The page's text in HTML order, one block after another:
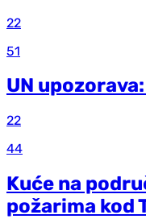
22
51
UN
22
44
Kuće na
požarima kod